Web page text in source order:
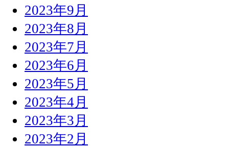
2023年9月
2023年8月
2023年7月
2023年6月
2023年5月
2023年4月
2023年3月
2023年2月